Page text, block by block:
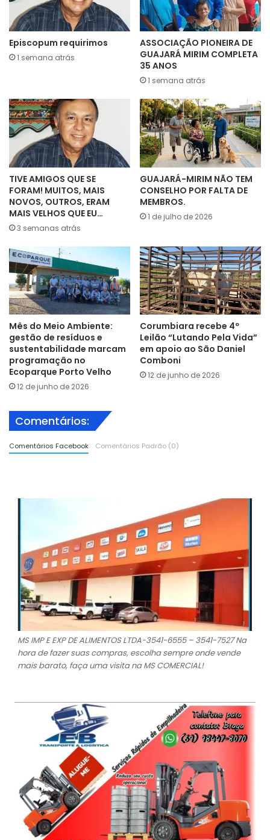
Episcopum requirimos
1 semana atrás
ASSOCIAÇÃO PIONEIRA DE
GUAJARÁ MIRIM COMPLETA
35 ANOS
1 semana atrás
TIVE AMIGOS QUE SE
FORAM! MUITOS, MAIS
NOVOS, OUTROS, ERAM
MAIS VELHOS QUE EU…
3 semanas atrás
GUAJARÁ-MIRIM NÃO TEM
CONSELHO POR FALTA DE
MEMBROS.
1 de julho de 2026
Mês do Meio Ambiente:
gestão de resíduos e
sustentabilidade marcam
programação no
Ecoparque Porto Velho
12 de junho de 2026
Corumbiara recebe 4º
Leilão “Lutando Pela Vida”
em apoio ao São Daniel
Comboni
12 de junho de 2026
Comentários:
Comentários Facebook Comentários Padrão (0)
MS IMP E EXP DE ALIMENTOS LTDA-3541-6555 – 3541-7527 Na
hora de fazer suas compras, escolha sempre onde vende
mais barato, faça uma visita na MS COMERCIAL!